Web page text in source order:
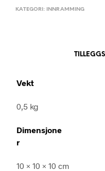
KATEGORI:
INNRAMMING
Vekt
0,5 kg
Dimensjone
r
10 × 10 × 10 cm